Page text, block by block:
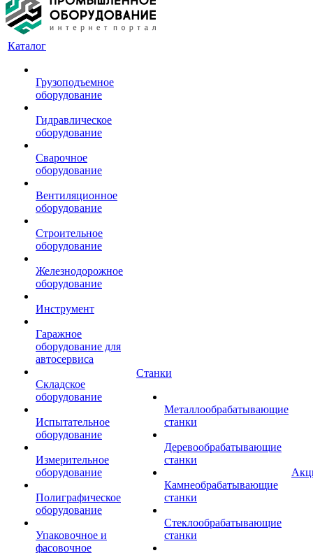
Каталог
Грузоподъемное
оборудование
Гидравлическое
оборудование
Сварочное
оборудование
Вентиляционное
оборудование
Строительное
оборудование
Железнодорожное
оборудование
Инструмент
Гаражное
оборудование для
автосервиса
Складское
оборудование
Испытательное
оборудование
Измерительное
оборудование
Полиграфическое
оборудование
Упаковочное и
фасовочное
Станки
Металлообрабатывающие
станки
Деревообрабатывающие
станки
Камнеобрабатывающие
станки
Стеклообрабатывающие
станки